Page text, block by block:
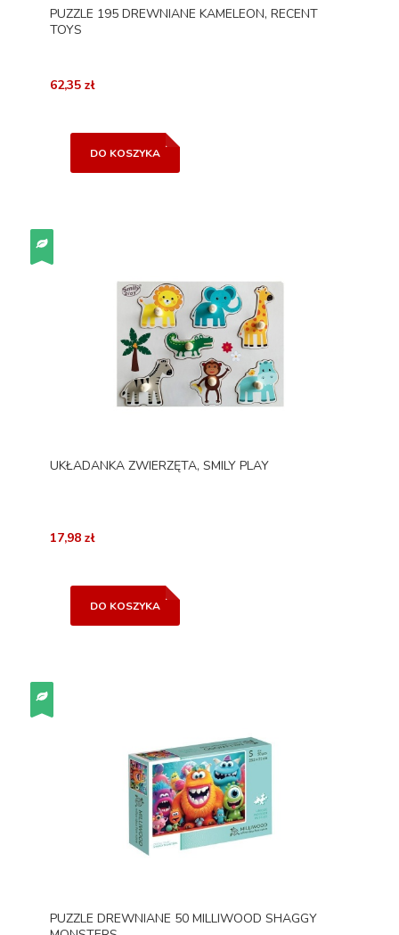
PUZZLE 195 DREWNIANE KAMELEON, RECENT
TOYS
62,35 zł
DO KOSZYKA
UKŁADANKA ZWIERZĘTA, SMILY PLAY
17,98 zł
DO KOSZYKA
PUZZLE DREWNIANE 50 MILLIWOOD SHAGGY